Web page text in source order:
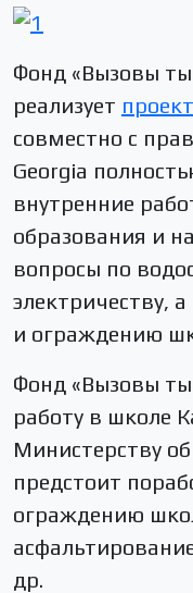
Фонд «Вызовы
реализует
совместно с
Georgia
внутренние
образования и
вопросы по
электричеству,
и ограждению
Фонд «Вызовы
работу в школе
Министерству
предстоит
ограждению
др.